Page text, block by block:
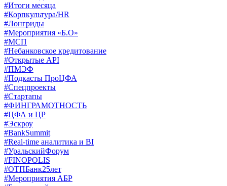
#Итоги месяца
#Корпкультура/HR
#Лонгриды
#Мероприятия «Б.О»
#МСП
#Небанковское кредитование
#Открытые API
#ПМЭФ
#Подкасты ПроЦФА
#Спецпроекты
#Стартапы
#ФИНГРАМОТНОСТЬ
#ЦФА и ЦР
#Эскроу
#BankSummit
#Real-time аналитика и BI
#УральскийФорум
#FINOPOLIS
#ОТПБанк25лет
#Мероприятия АБР